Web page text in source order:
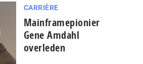
CARRIÈRE
Mainframepionier
Gene Amdahl
overleden